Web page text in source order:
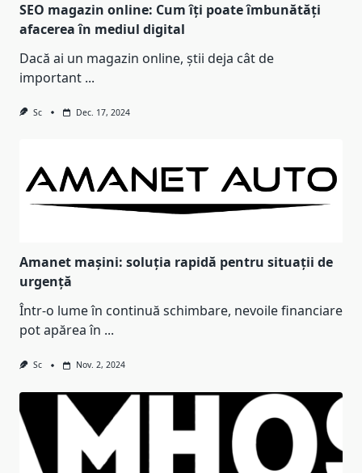
SEO magazin online: Cum îți poate îmbunătăți
afacerea în mediul digital
Dacă ai un magazin online, știi deja cât de
important ...
Sc Dec. 17, 2024
Amanet mașini: soluția rapidă pentru situații de
urgență
Într-o lume în continuă schimbare, nevoile financiare
pot apărea în ...
Sc Nov. 2, 2024